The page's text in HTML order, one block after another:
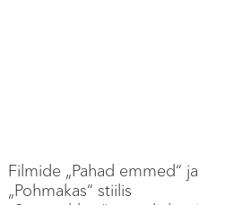
Filmide „Pahad emmed“ ja
„Pohmakas“ stiilis